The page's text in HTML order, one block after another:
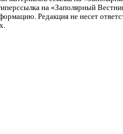
на «Заполярный
Редакция не несет